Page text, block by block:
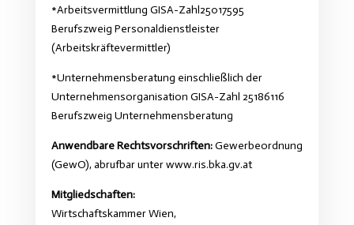
*Arbeitsvermittlung GISA-Zahl25017595
Berufszweig Personaldienstleister
(Arbeitskräftevermittler)
*Unternehmensberatung einschließlich der
Unternehmensorganisation GISA-Zahl 25186116
Berufszweig Unternehmensberatung
Anwendbare Rechtsvorschriften:Gewerbeordnung
(GewO), abrufbar unterwww.ris.bka.gv.at
Mitgliedschaften:
Wirtschaftskammer Wien,